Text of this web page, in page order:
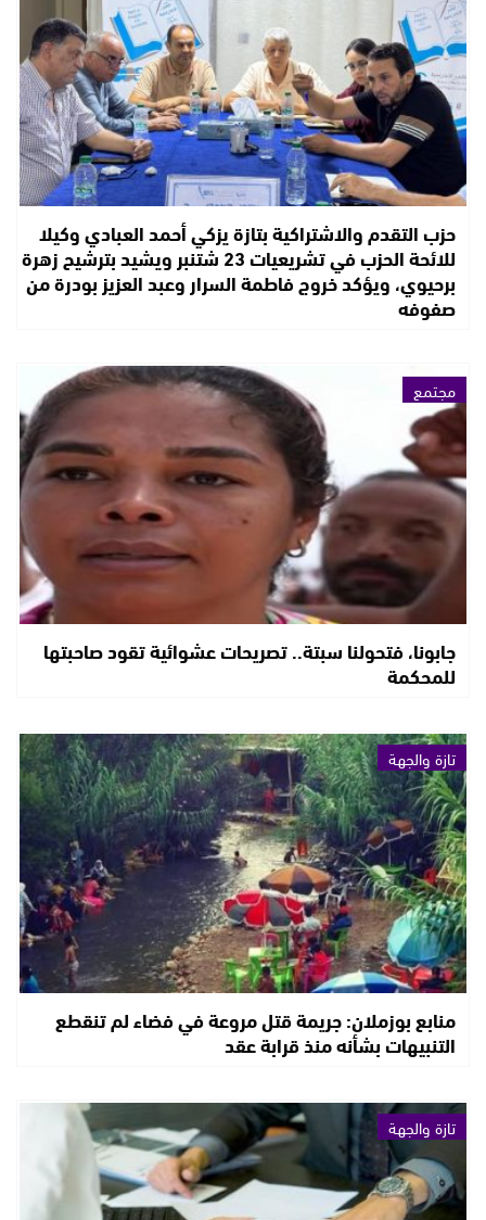
حزب التقدم والاشتراكية بتازة يزكي أحمد العبادي وكيلا
للائحة الحزب في تشريعيات 23 شتنبر ويشيد بترشيح زهرة
برحيوي، ويؤكد خروج فاطمة السرار وعبد العزيز بودرة من
صفوفه
مجتمع
جابونا، فتحولنا سبتة.. تصريحات عشوائية تقود صاحبتها
للمحكمة
تازة والجهة
منابع بوزملان: جريمة قتل مروعة في فضاء لم تنقطع
التنبيهات بشأنه منذ قرابة عقد
تازة والجهة